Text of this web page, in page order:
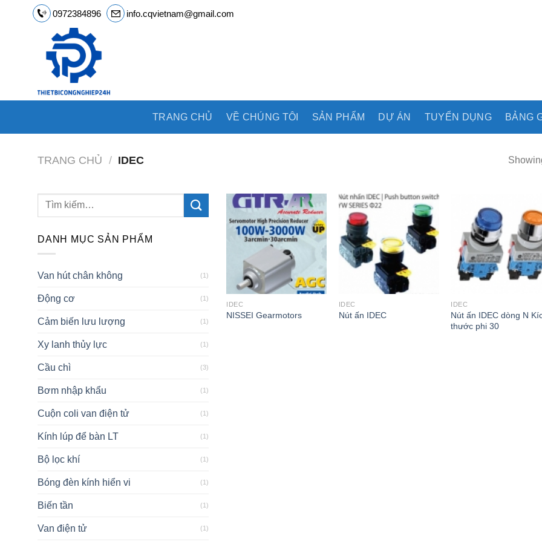
0972384896 info.cqvietnam@gmail.com
TRANG CHỦ VỀ CHÚNG TÔI SẢN PHẨM DỰ ÁN TUYỂN DỤNG BẢNG
TRANG CHỦ / IDEC
DANH MỤC SẢN PHẨM
Van hút chân không (1)
Động cơ (1)
Cảm biến lưu lượng (1)
Xy lanh thủy lực (1)
Cầu chì (3)
Bơm nhập khẩu (1)
Cuộn coli van điện tử (1)
Kính lúp để bàn LT (1)
Bộ lọc khí (1)
Bóng đèn kính hiển vi (1)
Biến tần (1)
Van điện tử (1)
IDEC
NISSEI Gearmotors
IDEC
Nút ấn IDEC
IDEC
Nút ấn IDEC dòng N
thước phi 30